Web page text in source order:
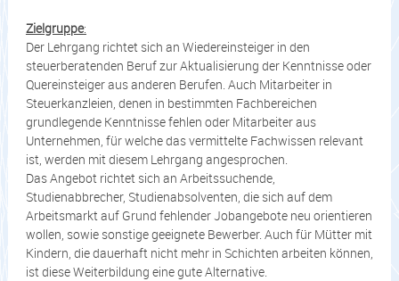
Zielgruppe:
Der Lehrgang richtet sich an Wiedereinsteiger in den
steuerberatenden Beruf zur Aktualisierung der Kenntnisse oder
Quereinsteiger aus anderen Berufen. Auch Mitarbeiter in
Steuerkanzleien, denen in bestimmten Fachbereichen
grundlegende Kenntnisse fehlen oder Mitarbeiter aus
Unternehmen, für welche das vermittelte Fachwissen relevant
ist, werden mit diesem Lehrgang angesprochen.
Das Angebot richtet sich an Arbeitssuchende,
Studienabbrecher, Studienabsolventen, die sich auf dem
Arbeitsmarkt auf Grund fehlender Jobangebote neu orientieren
wollen, sowie sonstige geeignete Bewerber. Auch für Mütter mit
Kindern, die dauerhaft nicht mehr in Schichten arbeiten können,
ist diese Weiterbildung eine gute Alternative.